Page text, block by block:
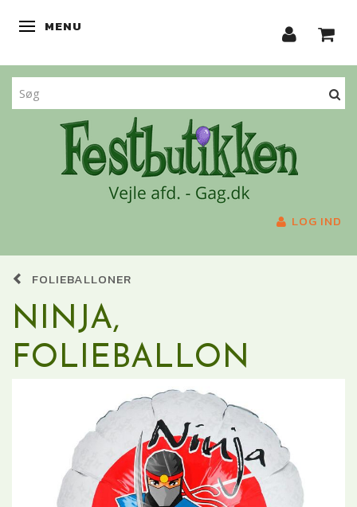
SKIFTE NAVIGATION
MENU
LOG IND
FOLIEBALLONER
NINJA,
FOLIEBALLON